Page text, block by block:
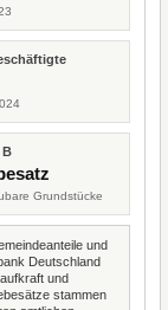
B
Grundstücke
und
Deutschland
und
stammen